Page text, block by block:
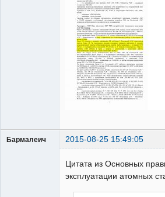
Бармалеич 2015-08-25 15:49:05
Цитата из Основных
эксплуатации атомных